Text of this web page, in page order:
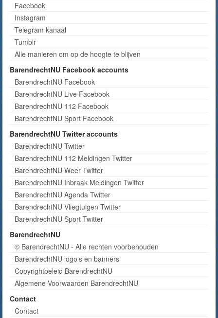
Facebook
Instagram
Telegram kanaal
Tumblr
Alle manieren om op de hoogte te blijven
BarendrechtNU Facebook accounts
BarendrechtNU Facebook
BarendrechtNU Live Facebook
BarendrechtNU 112 Facebook
BarendrechtNU Sport Facebook
BarendrechtNU Twitter accounts
BarendrechtNU Twitter
BarendrechtNU 112 Meldingen Twitter
BarendrechtNU Weer Twitter
BarendrechtNU Inbraak Meldingen Twitter
BarendrechtNU Agenda Twitter
BarendrechtNU Vliegtuigen Twitter
BarendrechtNU Sport Twitter
BarendrechtNU
© BarendrechtNU - Alle rechten voorbehouden
BarendrechtNU logo's en banners
Copyrightbeleid BarendrechtNU
Algemene Voorwaarden BarendrechtNU
Contact
Contact